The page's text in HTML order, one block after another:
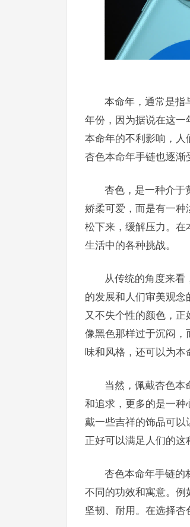
本命年，通常是指
年份，因为据说在这一
本命年的不利影响，人
杏色本命年手链也逐渐
杏色，是一种介于
娇柔可爱，而是有一种
松下来，缓解压力。在
生活中的各种挑战。
从传统的角度来看
的发展和人们审美观
又不失个性的颜色，
像黑色那样过于沉闷，
味和风格，还可以为本
当然，佩戴杏色本
和追求，更多的是一种
戴一些吉祥的饰品可以
正好可以满足人们的这
杏色本命年手链的
不同的功效和寓意。例
坚韧、耐用。在选择杏